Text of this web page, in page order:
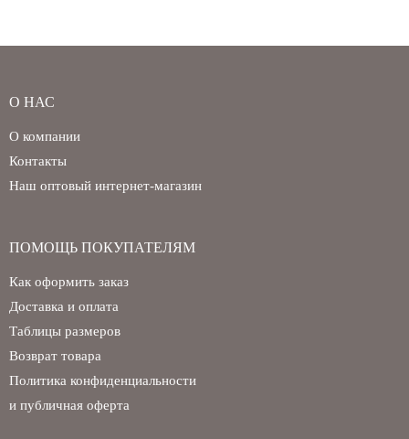
О НАС
О компании
Контакты
Наш оптовый интернет-магазин
ПОМОЩЬ ПОКУПАТЕЛЯМ
Как оформить заказ
Доставка и оплата
Таблицы размеров
Возврат товара
Политика конфиденциальности
и публичная оферта